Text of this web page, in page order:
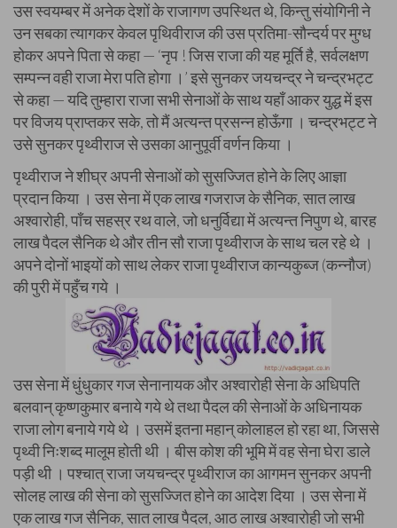
उस स्वयम्बर में अनेक देशों के राजागण उपस्थित थे, किन्तु संयोगिनी ने
उन सबका त्यागकर केवल पृथिवीराज की उस प्रतिमा-सौन्दर्य पर मुग्ध
होकर अपने पिता से कहा — ‘नृप ! जिस राजा की यह मूर्ति है, सर्वलक्षण
सम्पन्न वही राजा मेरा पति होगा ।’ इसे सुनकर जयचन्द्र ने चन्द्रभट्ट
से कहा — यदि तुम्हारा राजा सभी सेनाओं के साथ यहाँ आकर युद्ध में इस
पर विजय प्राप्तकर सके, तो मैं अत्यन्त प्रसन्न होऊँगा । चन्द्रभट्ट ने
उसे सुनकर पृथ्वीराज से उसका आनुपूर्वी वर्णन किया ।
पृथ्वीराज ने शीघ्र अपनी सेनाओं को सुसज्जित होने के लिए आज्ञा
प्रदान किया । उस सेना में एक लाख गजराज के सैनिक, सात लाख
अश्वारोही, पाँच सहस्र रथ वाले, जो धनुर्विद्या में अत्यन्त निपुण थे, बारह
लाख पैदल सैनिक थे और तीन सौ राजा पृथ्वीराज के साथ चल रहे थे ।
अपने दोनों भाइयों को साथ लेकर राजा पृथ्वीराज कान्यकुब्ज (कन्नौज)
की पुरी में पहुँच गये ।
उस सेना में धुंधुकार गज सेनानायक और अश्वारोही सेना के अधिपति
बलवान् कृष्णकुमार बनाये गये थे तथा पैदल की सेनाओं के अधिनायक
राजा लोग बनाये गये थे । उसमें इतना महान् कोलाहल हो रहा था, जिससे
पृथ्वी निःशब्द मालूम होती थी । बीस कोश की भूमि में वह सेना घेरा डाले
पड़ी थी । पश्चात् राजा जयचन्द्र पृथ्वीराज का आगमन सुनकर अपनी
सोलह लाख की सेना को सुसज्जित होने का आदेश दिया । उस सेना में
एक लाख गज सैनिक, सात लाख पैदल, आठ लाख अश्वारोही जो सभी